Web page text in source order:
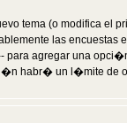
tema (o modifica el
las
para agregar una
habr� un l�mite de